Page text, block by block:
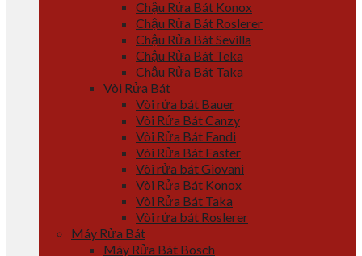
Chậu Rửa Bát Konox
Chậu Rửa Bát Roslerer
Chậu Rửa Bát Sevilla
Chậu Rửa Bát Teka
Chậu Rửa Bát Taka
Vòi Rửa Bát
Vòi rửa bát Bauer
Vòi Rửa Bát Canzy
Vòi Rửa Bát Fandi
Vòi Rửa Bát Faster
Vòi rửa bát Giovani
Vòi Rửa Bát Konox
Vòi Rửa Bát Taka
Vòi rửa bát Roslerer
Máy Rửa Bát
Máy Rửa Bát Bosch